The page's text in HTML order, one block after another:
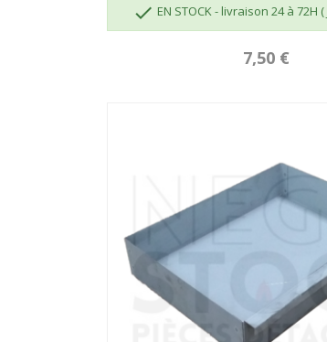
 EN STOCK - livraison 24 à 72H
7,50 €